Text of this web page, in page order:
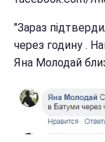
"Зараз
через годину .
Яна Молодай